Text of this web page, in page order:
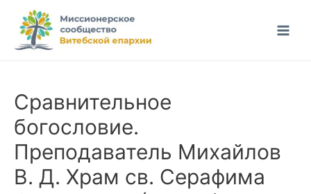
Перейти
содержимому
Main
Сравнительное
богословие.
Преподаватель Михайлов
В. Д. Храм св. Серафима